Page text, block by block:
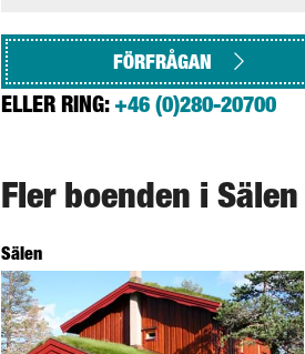
FÖRFRÅGAN
ELLER RING: +46 (0)280-20700
Fler boenden i Sälen
Sälen